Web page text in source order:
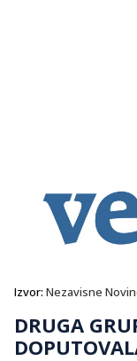
Izvor: Nezavisne
DRUGA